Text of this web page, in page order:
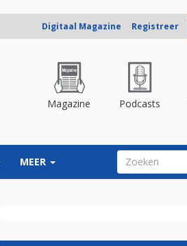
Digitaal Magazine Registreer
Magazine Podcasts
MEER ZOEKVELD